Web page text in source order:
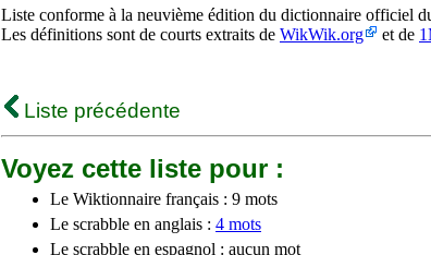
Liste conforme à la neuvième édition du dictionnaire officiel
Les définitions sont de courts extraits de WikWik.org et de
Liste précédente
Voyez cette liste pour :
Le Wiktionnaire français : 9 mots
Le scrabble en anglais : 4 mots
Le scrabble en espagnol : aucun mot